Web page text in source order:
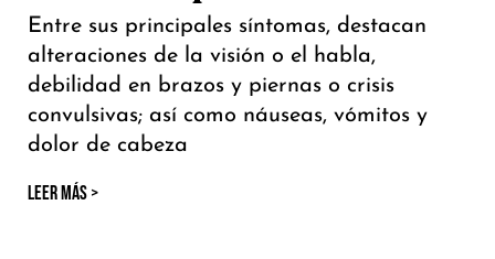
Entre sus principales síntomas, destacan
alteraciones de la visión o el habla,
debilidad en brazos y piernas o crisis
convulsivas; así como náuseas, vómitos y
dolor de cabeza
LEER MÁS >